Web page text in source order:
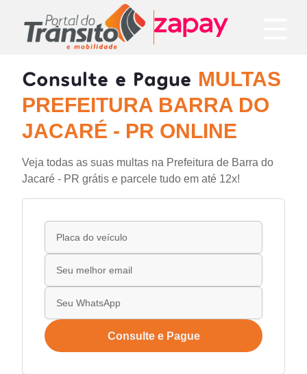
Consulte e Pague MULTAS
PREFEITURA BARRA DO
JACARÉ - PR ONLINE
Veja todas as suas multas na Prefeitura de Barra do
Jacaré - PR grátis e parcele tudo em até 12x!
Consulte e Pague